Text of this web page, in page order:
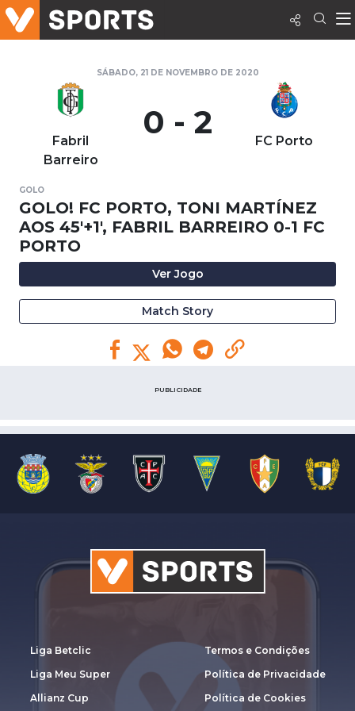
SÁBADO, 21 DE NOVEMBRO DE 2020
Fabril
Barreiro
0 - 2 FC Porto
GOLO
GOLO! FC PORTO, TONI MARTÍNEZ
AOS 45'+1', FABRIL BARREIRO 0-1 FC
PORTO
Ver Jogo
Match Story
PUBLICIDADE
Liga Betclic
Liga Meu Super
Allianz Cup
Termos e Condições
Política de Privacidade
Política de Cookies